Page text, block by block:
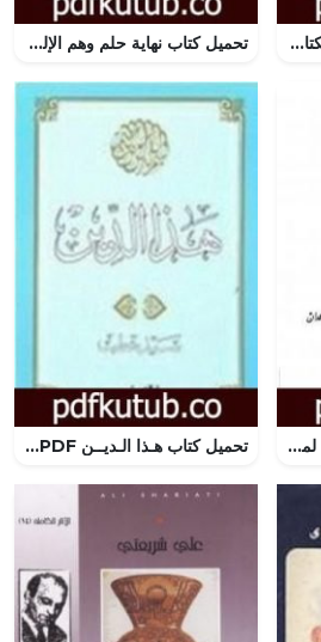
تحميل كتاب رب الزمان – الكتاب ودراسات أخرى – نسخة من إعداد سالم الدليمي PDF تأليف سيد القمني مجانا [كامل] تحميل كتاب نهاية حلم وهم الإله PDF تأليف د. أيمن المصري مجانا [كامل]
تحميل كتاب الجواب الصحيح لمن بدل دين المسيح – المجلد الثالث PDF تأليف ابن تيمية مجانا [كامل] تحميل كتاب هـذا الـديــن PDF تأليف سيد قطب مجانا [كامل]